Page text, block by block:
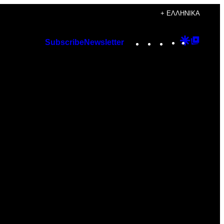
+ ΕΛΛΗΝΙΚΆ
SubscribeNewsletter Instagram
TikTok
YouTube
Google